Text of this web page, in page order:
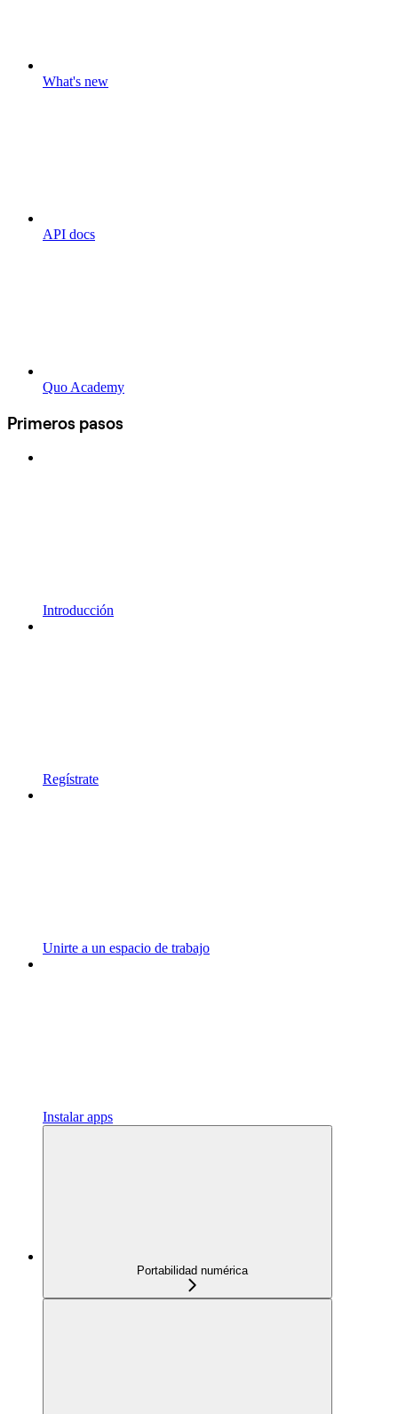
What's new
API docs
Quo Academy
Primeros pasos
Introducción
Regístrate
Unirte a un espacio de trabajo
Instalar apps
Portabilidad numérica